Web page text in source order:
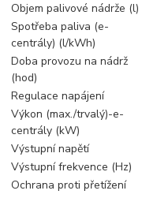
Objem palivové nádrže (l)
Spotřeba paliva (e-
centrály) (l/kWh)
Doba provozu na nádrž
(hod)
Regulace napájení
Výkon (max./trvalý)-e-
centrály (kW)
Výstupní napětí
Výstupní frekvence (Hz)
Ochrana proti přetížení